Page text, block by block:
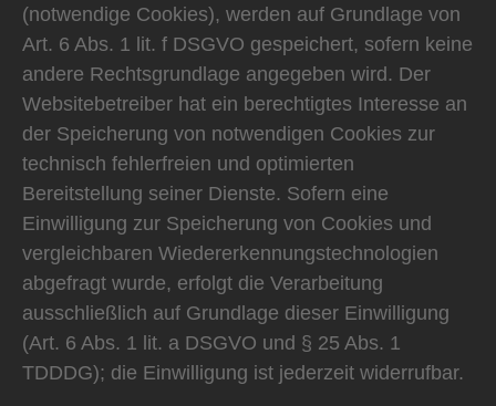
(notwendige Cookies), werden auf Grundlage von
Art. 6 Abs. 1 lit. f DSGVO gespeichert, sofern keine
andere Rechtsgrundlage angegeben wird. Der
Websitebetreiber hat ein berechtigtes Interesse an
der Speicherung von notwendigen Cookies zur
technisch fehlerfreien und optimierten
Bereitstellung seiner Dienste. Sofern eine
Einwilligung zur Speicherung von Cookies und
vergleichbaren Wiedererkennungstechnologien
abgefragt wurde, erfolgt die Verarbeitung
ausschließlich auf Grundlage dieser Einwilligung
(Art. 6 Abs. 1 lit. a DSGVO und § 25 Abs. 1
TDDDG); die Einwilligung ist jederzeit widerrufbar.